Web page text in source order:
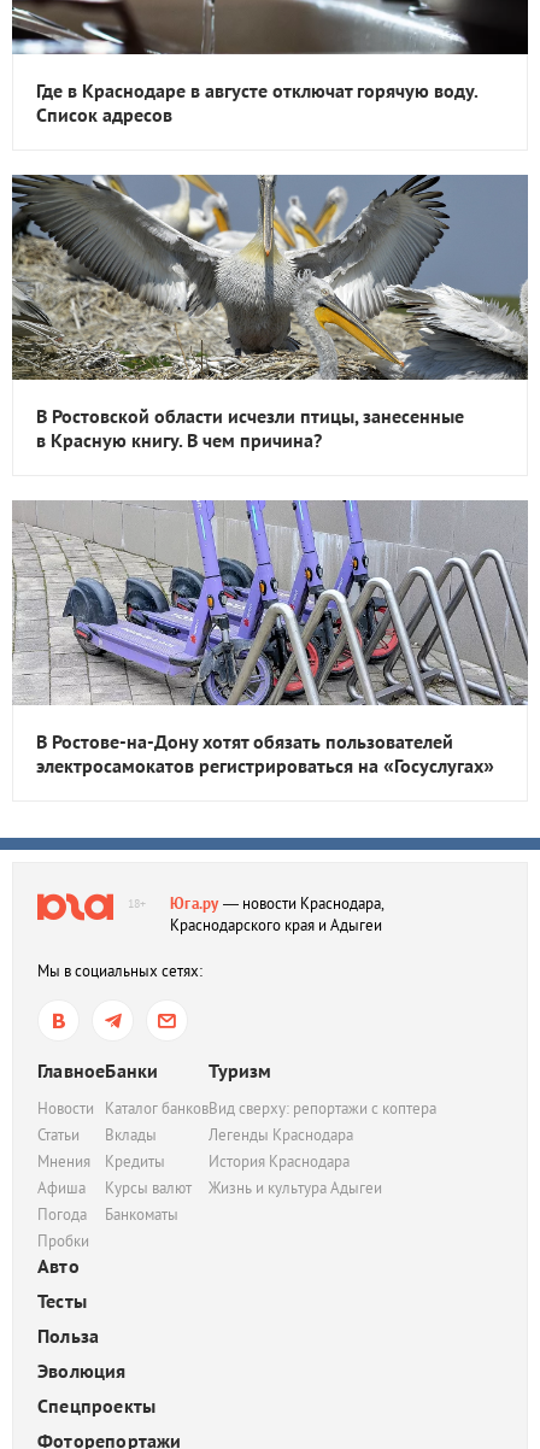
Где в Краснодаре в августе отключат горячую воду.
Список адресов
В Ростовской области исчезли птицы, занесенные
в Красную книгу. В чем причина?
В Ростове-на-Дону хотят обязать пользователей
электросамокатов регистрироваться на «Госуслугах»
18+ Юга.ру— новости Краснодара,
Краснодарского края и Адыгеи
Мы в социальных сетях:
Главное
Новости
Статьи
Мнения
Афиша
Погода
Пробки
Банки
Каталог банков
Вклады
Кредиты
Курсы валют
Банкоматы
Туризм
Вид сверху: репортажи с коптера
Легенды Краснодара
История Краснодара
Жизнь и культура Адыгеи
Авто
Тесты
Польза
Эволюция
Спецпроекты
Фоторепортажи